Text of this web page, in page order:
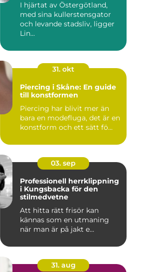
I hjärtat av Östergötland,
med sina kullerstensgator
och levande stadsliv, ligger
Lin...
31. okt
Piercing i Skåne: En guide
till konstformen
Piercing har blivit mer än
bara en modefluga, det är en
konstform och ett sätt fö...
03. sep
Professionell herrklippning
i Kungsbacka för den
stilmedvetne
Att hitta rätt frisör kan
kännas som en utmaning
när man är på jakt e...
31. aug